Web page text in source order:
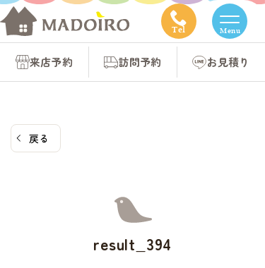
コ
ン
Tel Menu
来店予約 訪問予約 お見積り
戻る
result_394